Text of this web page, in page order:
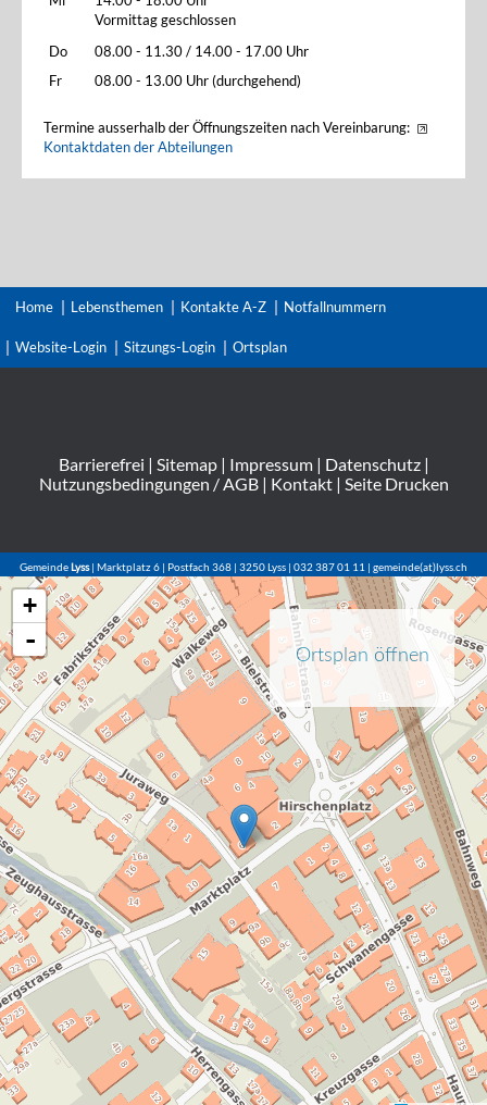
Vormittag geschlossen
Do
08.00 - 11.30 / 14.00 - 17.00 Uhr
Fr
08.00 - 13.00 Uhr (durchgehend)
Termine ausserhalb der Öffnungszeiten nach Vereinbarung:
Kontaktdaten der Abteilungen
Home Lebensthemen Kontakte A-Z Notfallnummern
Website-Login Sitzungs-Login Ortsplan
Barrierefrei | Sitemap| Impressum| Datenschutz|
Nutzungsbedingungen / AGB| Kontakt| Seite Drucken
GemeindeLyss| Marktplatz 6 | Postfach 368 | 3250 Lyss | 032 387 01 11 | gemeinde(at)lyss.ch